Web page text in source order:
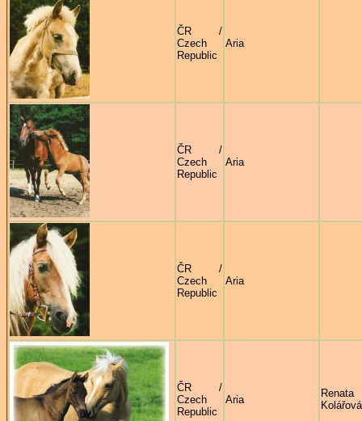
ČR /
Czech
Republic
Aria
ČR /
Czech
Republic
Aria
ČR /
Czech
Republic
Aria
ČR /
Czech
Republic
Aria
Renata
Kolářová